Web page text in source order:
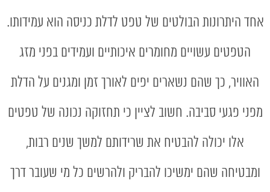
אחד היתרונות הבולטים של טפט לדלת כניסה הוא עמידותו.
הטפטים עשויים מחומרים איכותיים ועמידים בפני מזג
האוויר, כך שהם נשארים יפים לאורך זמן ומגנים על הדלת
מפני פגעי סביבה. חשוב לציין כי תחזוקה נכונה של טפטים
אלו יכולה להבטיח את שרידותם למשך שנים רבות,
ומבטיחה שהם ימשיכו להבריק ולהרשים כל מי שעובר דרך